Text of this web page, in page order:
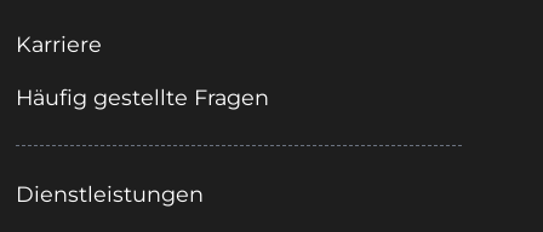
Karriere
Häufig gestellte Fragen
Dienstleistungen